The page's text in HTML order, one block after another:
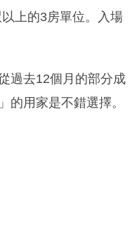
上的3房單位。入場
過去12個月的部分成
的用家是不錯選擇。